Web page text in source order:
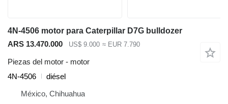
4N-4506 motor para Caterpillar D7G bulldozer
ARS 13.470.000
US$ 9.000 ≈ EUR 7.790
Piezas del motor - motor
4N-4506
diésel
México, Chihuahua